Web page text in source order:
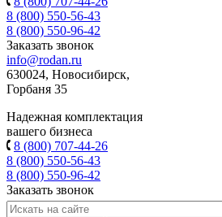
8 (800) 550-56-43
8 (800) 550-96-42
Заказать звонок
info@rodan.ru
630024, Новосибирск,
Горбаня 35
Надежная комплектация
вашего бизнеса
8 (800) 707-44-26
8 (800) 550-56-43
8 (800) 550-96-42
Заказать звонок